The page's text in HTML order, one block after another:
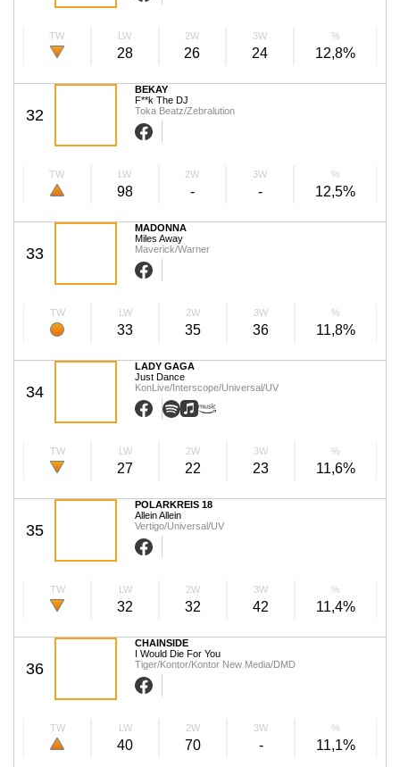
TW LW
28
2W
26
3W
24
%
12,8%
32
BEKAY
F**k The DJ
Toka Beatz/Zebralution
TW LW
98
2W
-
3W
-
%
12,5%
33
MADONNA
Miles Away
Maverick/Warner
TW LW
33
2W
35
3W
36
%
11,8%
34
LADY GAGA
Just Dance
KonLive/Interscope/Universal/UV
TW LW
27
2W
22
3W
23
%
11,6%
35
POLARKREIS 18
Allein Allein
Vertigo/Universal/UV
TW LW
32
2W
32
3W
42
%
11,4%
36
CHAINSIDE
I Would Die For You
Tiger/Kontor/Kontor New Media/DMD
TW LW
40
2W
70
3W
-
%
11,1%